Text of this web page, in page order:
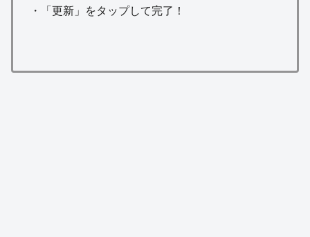
・「更新」をタップして完了！